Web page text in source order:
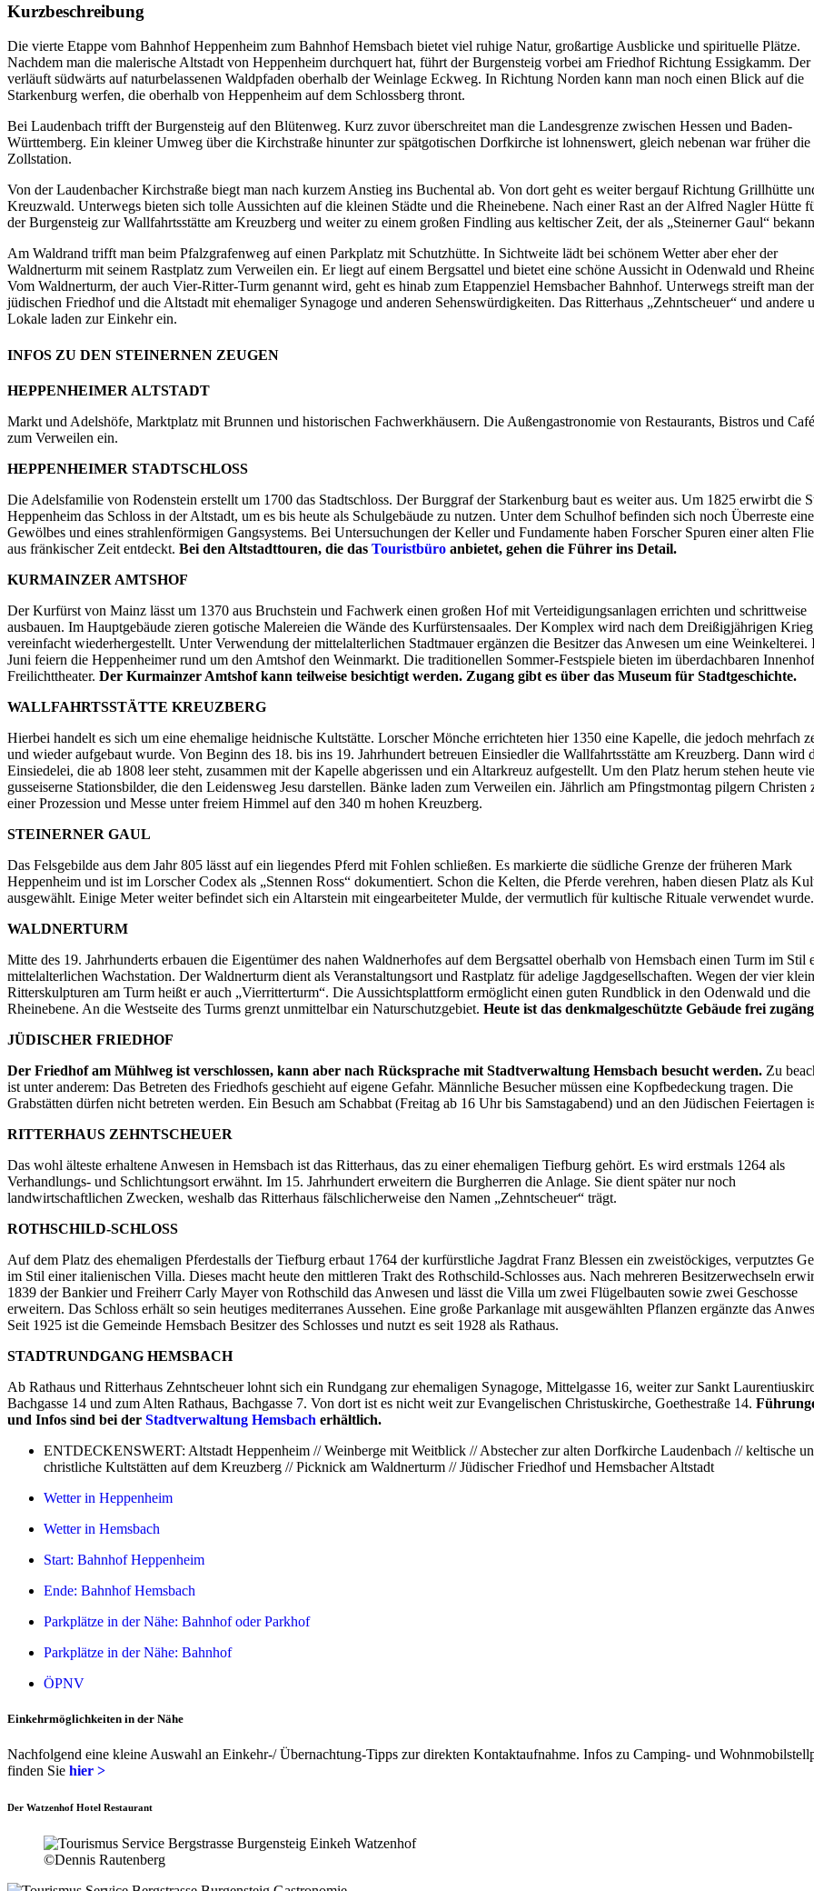
Kurzbeschreibung
Die vierte Etappe vom Bahnhof Heppenheim zum Bahnhof Hemsbach bietet viel ruhige Natur, großartige Ausblicke und spirituelle Plätze.
Nachdem man die malerische Altstadt von Heppenheim durchquert hat, führt der Burgensteig vorbei am Friedhof Richtung Essigkamm. Der
verläuft südwärts auf naturbelassenen Waldpfaden oberhalb der Weinlage Eckweg. In Richtung Norden kann man noch einen Blick auf die
Starkenburg werfen, die oberhalb von Heppenheim auf dem Schlossberg thront.
Bei Laudenbach trifft der Burgensteig auf den Blütenweg. Kurz zuvor überschreitet man die Landesgrenze zwischen Hessen und Baden-
Württemberg. Ein kleiner Umweg über die Kirchstraße hinunter zur spätgotischen Dorfkirche ist lohnenswert, gleich nebenan war früher die
Zollstation.
Von der Laudenbacher Kirchstraße biegt man nach kurzem Anstieg ins Buchental ab. Von dort geht es weiter bergauf Richtung Grillhütte
Kreuzwald. Unterwegs bieten sich tolle Aussichten auf die kleinen Städte und die Rheinebene. Nach einer Rast an der Alfred Nagler Hütte
der Burgensteig zur Wallfahrtsstätte am Kreuzberg und weiter zu einem großen Findling aus keltischer Zeit, der als „Steinerner Gaul“
Am Waldrand trifft man beim Pfalzgrafenweg auf einen Parkplatz mit Schutzhütte. In Sichtweite lädt bei schönem Wetter aber eher der
Waldnerturm mit seinem Rastplatz zum Verweilen ein. Er liegt auf einem Bergsattel und bietet eine schöne Aussicht in Odenwald und
Vom Waldnerturm, der auch Vier-Ritter-Turm genannt wird, geht es hinab zum Etappenziel Hemsbacher Bahnhof. Unterwegs streift man
jüdischen Friedhof und die Altstadt mit ehemaliger Synagoge und anderen Sehenswürdigkeiten. Das Ritterhaus „Zehntscheuer“ und andere
Lokale laden zur Einkehr ein.
INFOS ZU DEN STEINERNEN ZEUGEN
HEPPENHEIMER ALTSTADT
Markt und Adelshöfe, Marktplatz mit Brunnen und historischen Fachwerkhäusern. Die Außengastronomie von Restaurants, Bistros und
zum Verweilen ein.
HEPPENHEIMER STADTSCHLOSS
Die Adelsfamilie von Rodenstein erstellt um 1700 das Stadtschloss. Der Burggraf der Starkenburg baut es weiter aus. Um 1825 erwirbt die
Heppenheim das Schloss in der Altstadt, um es bis heute als Schulgebäude zu nutzen. Unter dem Schulhof befinden sich noch Überreste
Gewölbes und eines strahlenförmigen Gangsystems. Bei Untersuchungen der Keller und Fundamente haben Forscher Spuren einer alten
aus fränkischer Zeit entdeckt. Bei den Altstadttouren, die das Touristbüro anbietet, gehen die Führer ins Detail.
KURMAINZER AMTSHOF
Der Kurfürst von Mainz lässt um 1370 aus Bruchstein und Fachwerk einen großen Hof mit Verteidigungsanlagen errichten und schrittweise
ausbauen. Im Hauptgebäude zieren gotische Malereien die Wände des Kurfürstensaales. Der Komplex wird nach dem Dreißigjährigen Krieg
vereinfacht wiederhergestellt. Unter Verwendung der mittelalterlichen Stadtmauer ergänzen die Besitzer das Anwesen um eine Weinkelterei.
Juni feiern die Heppenheimer rund um den Amtshof den Weinmarkt. Die traditionellen Sommer-Festspiele bieten im überdachbaren Innenhof
Freilichttheater. Der Kurmainzer Amtshof kann teilweise besichtigt werden. Zugang gibt es über das Museum für Stadtgeschichte.
WALLFAHRTSSTÄTTE KREUZBERG
Hierbei handelt es sich um eine ehemalige heidnische Kultstätte. Lorscher Mönche errichteten hier 1350 eine Kapelle, die jedoch mehrfach
und wieder aufgebaut wurde. Von Beginn des 18. bis ins 19. Jahrhundert betreuen Einsiedler die Wallfahrtsstätte am Kreuzberg. Dann wird
Einsiedelei, die ab 1808 leer steht, zusammen mit der Kapelle abgerissen und ein Altarkreuz aufgestellt. Um den Platz herum stehen heute
gusseiserne Stationsbilder, die den Leidensweg Jesu darstellen. Bänke laden zum Verweilen ein. Jährlich am Pfingstmontag pilgern Christen
einer Prozession und Messe unter freiem Himmel auf den 340 m hohen Kreuzberg.
STEINERNER GAUL
Das Felsgebilde aus dem Jahr 805 lässt auf ein liegendes Pferd mit Fohlen schließen. Es markierte die südliche Grenze der früheren Mark
Heppenheim und ist im Lorscher Codex als „Stennen Ross“ dokumentiert. Schon die Kelten, die Pferde verehren, haben diesen Platz als
ausgewählt. Einige Meter weiter befindet sich ein Altarstein mit eingearbeiteter Mulde, der vermutlich für kultische Rituale verwendet wurde.
WALDNERTURM
Mitte des 19. Jahrhunderts erbauen die Eigentümer des nahen Waldnerhofes auf dem Bergsattel oberhalb von Hemsbach einen Turm im Stil
mittelalterlichen Wachstation. Der Waldnerturm dient als Veranstaltungsort und Rastplatz für adelige Jagdgesellschaften. Wegen der vier
Ritterskulpturen am Turm heißt er auch „Vierritterturm“. Die Aussichtsplattform ermöglicht einen guten Rundblick in den Odenwald und die
Rheinebene. An die Westseite des Turms grenzt unmittelbar ein Naturschutzgebiet. Heute ist das denkmalgeschützte Gebäude frei
JÜDISCHER FRIEDHOF
Der Friedhof am Mühlweg ist verschlossen, kann aber nach Rücksprache mit Stadtverwaltung Hemsbach besucht werden. Zu
ist unter anderem: Das Betreten des Friedhofs geschieht auf eigene Gefahr. Männliche Besucher müssen eine Kopfbedeckung tragen. Die
Grabstätten dürfen nicht betreten werden. Ein Besuch am Schabbat (Freitag ab 16 Uhr bis Samstagabend) und an den Jüdischen Feiertagen
RITTERHAUS ZEHNTSCHEUER
Das wohl älteste erhaltene Anwesen in Hemsbach ist das Ritterhaus, das zu einer ehemaligen Tiefburg gehört. Es wird erstmals 1264 als
Verhandlungs- und Schlichtungsort erwähnt. Im 15. Jahrhundert erweitern die Burgherren die Anlage. Sie dient später nur noch
landwirtschaftlichen Zwecken, weshalb das Ritterhaus fälschlicherweise den Namen „Zehntscheuer“ trägt.
ROTHSCHILD-SCHLOSS
Auf dem Platz des ehemaligen Pferdestalls der Tiefburg erbaut 1764 der kurfürstliche Jagdrat Franz Blessen ein zweistöckiges, verputztes
im Stil einer italienischen Villa. Dieses macht heute den mittleren Trakt des Rothschild-Schlosses aus. Nach mehreren Besitzerwechseln
1839 der Bankier und Freiherr Carly Mayer von Rothschild das Anwesen und lässt die Villa um zwei Flügelbauten sowie zwei Geschosse
erweitern. Das Schloss erhält so sein heutiges mediterranes Aussehen. Eine große Parkanlage mit ausgewählten Pflanzen ergänzte das
Seit 1925 ist die Gemeinde Hemsbach Besitzer des Schlosses und nutzt es seit 1928 als Rathaus.
STADTRUNDGANG HEMSBACH
Ab Rathaus und Ritterhaus Zehntscheuer lohnt sich ein Rundgang zur ehemaligen Synagoge, Mittelgasse 16, weiter zur Sankt
Bachgasse 14 und zum Alten Rathaus, Bachgasse 7. Von dort ist es nicht weit zur Evangelischen Christuskirche, Goethestraße 14.
und Infos sind bei der Stadtverwaltung Hemsbach erhältlich.
ENTDECKENSWERT: Altstadt Heppenheim // Weinberge mit Weitblick // Abstecher zur alten Dorfkirche Laudenbach // keltische
christliche Kultstätten auf dem Kreuzberg // Picknick am Waldnerturm // Jüdischer Friedhof und Hemsbacher Altstadt
Wetter in Heppenheim
Wetter in Hemsbach
Start: Bahnhof Heppenheim
Ende: Bahnhof Hemsbach
Parkplätze in der Nähe: Bahnhof oder Parkhof
Parkplätze in der Nähe: Bahnhof
ÖPNV
Einkehrmöglichkeiten in der Nähe
Nachfolgend eine kleine Auswahl an Einkehr-/ Übernachtung-Tipps zur direkten Kontaktaufnahme. Infos zu Camping- und
finden Sie hier >
Der Watzenhof Hotel Restaurant
©Dennis Rautenberg